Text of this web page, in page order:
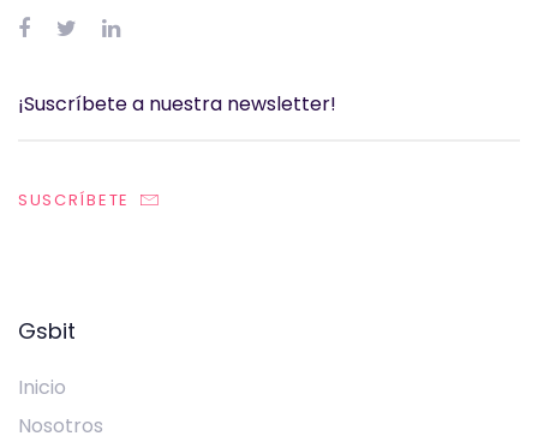
SUSCRÍBETE
Gsbit
Inicio
Nosotros